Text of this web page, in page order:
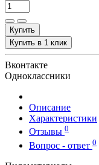
Купить
Купить в 1 клик
Вконтакте
Одноклассники
Описание
Характеристики
Отзывы 0
Вопрос - ответ 0